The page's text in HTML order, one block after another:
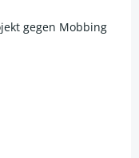
gegen Mobbing